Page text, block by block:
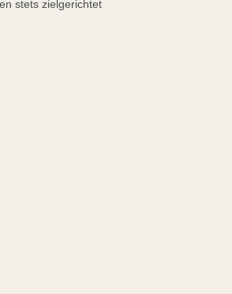
stets zielgerichtet